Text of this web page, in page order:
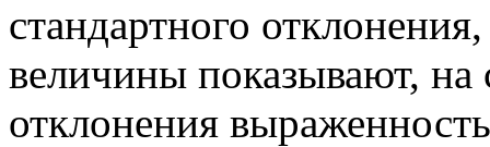
стандартного
величины показывают, на
отклонения